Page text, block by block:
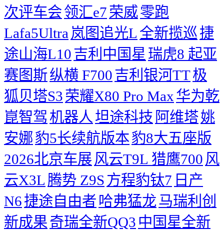
次评车会领汇e7 荣威零跑
Lafa5Ultra 岚图追光L 全新揽巡捷
途山海L10吉利中国星 瑞虎8 起亚
赛图斯纵横 F700吉利银河TT极
狐贝塔S3 荣耀X80 Pro Max华为乾
崑智驾 机器人 坦途科技 阿维塔姚
安娜豹5长续航版本豹8大五座版
2026北京车展 风云T9L 猎鹰700 风
云X3L 腾势 Z9S 方程豹钛7 日产
N6捷途自由者 哈弗猛龙马瑞利创
新成果奇瑞全新QQ3 中国星全新